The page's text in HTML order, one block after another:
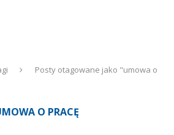
Posty otagowane jako "umowa o
O PRACĘ